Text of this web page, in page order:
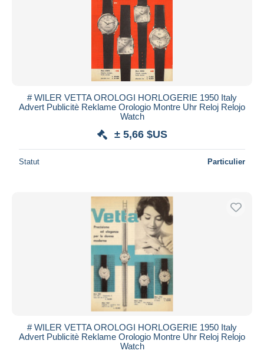
# WILER VETTA OROLOGI HORLOGERIE 1950 Italy
Advert Publicitè Reklame Orologio Montre Uhr Reloj Relojo
Watch
± 5,66 $US
Statut Particulier
# WILER VETTA OROLOGI HORLOGERIE 1950 Italy
Advert Publicitè Reklame Orologio Montre Uhr Reloj Relojo
Watch